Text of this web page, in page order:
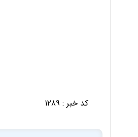
کد خبر : ۱۲۸۹